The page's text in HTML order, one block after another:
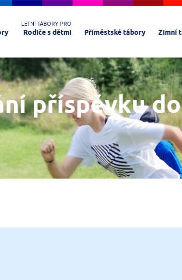
LETNÍ TÁBORY PRO
Rodiče s dětmi Příměstské tábory Zimní
příspěvku